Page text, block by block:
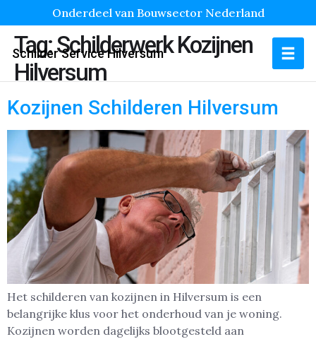
Onderdeel van Bouwsector Nederland
Schilder Service Hilversum
Tag:Schilderwerk Kozijnen
Hilversum
Kozijnen Schilderen Hilversum
Het schilderen van kozijnen in Hilversum is een
belangrijke klus voor het onderhoud van je woning.
Kozijnen worden dagelijks blootgesteld aan